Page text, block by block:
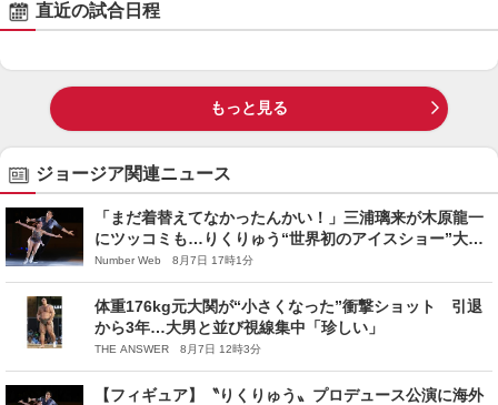
直近の試合日程
もっと見る
ジョージア関連ニュース
「まだ着替えてなかったんかい！」三浦璃来が木原龍一
にツッコミも…りくりゅう“世界初のアイスショー”大成
功の舞台裏「やりたいことをすべて詰め込んだ」
Number Web 8月7日 17時1分
体重176kg元大関が“小さくなった”衝撃ショット 引退
から3年…大男と並び視線集中「珍しい」
THE ANSWER 8月7日 12時3分
【フィギュア】〝りくりゅう〟プロデュース公演に海外